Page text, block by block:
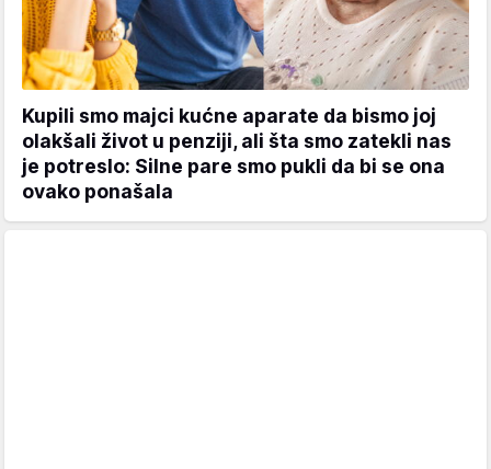
Kupili smo majci kućne aparate da bismo joj
olakšali život u penziji, ali šta smo zatekli nas
je potreslo: Silne pare smo pukli da bi se ona
ovako ponašala